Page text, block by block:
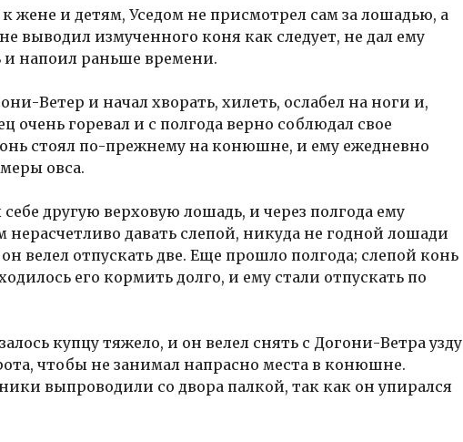
жене и детям, Уседом не присмотрел сам за лошадью, а
выводил измученного коня как следует, не дал ему
напоил раньше времени.
Ветер и начал хворать, хилеть, ослабел на ноги и,
очень горевал и с полгода верно соблюдал свое
стоял по-прежнему на конюшне, и ему ежедневно
овса.
другую верховую лошадь, и через полгода ему
нерасчетливо давать слепой, никуда не годной лошади
велел отпускать две. Еще прошло полгода; слепой конь
его кормить долго, и ему стали отпускать по
купцу тяжело, и он велел снять с Догони-Ветра узду
чтобы не занимал напрасно места в конюшне.
выпроводили со двора палкой, так как он упирался